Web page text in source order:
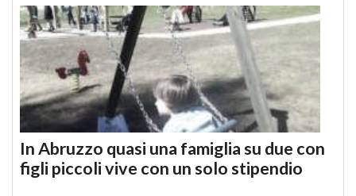
In Abruzzo quasi una famiglia su due con
figli piccoli vive con un solo stipendio